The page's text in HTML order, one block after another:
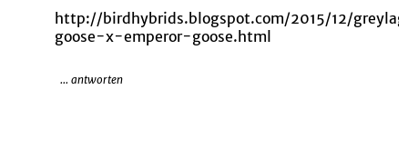
http://birdhybrids.blogspot.com/2015/12/
goose-x-emperor-goose.html
... antworten